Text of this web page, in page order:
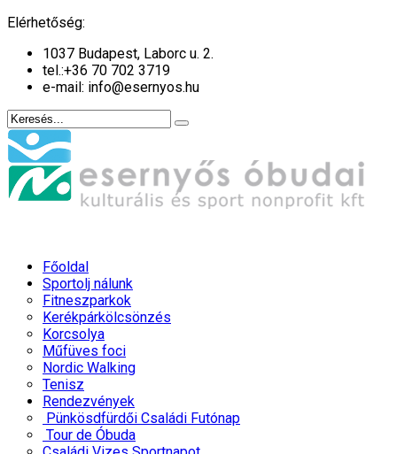
Elérhetőség:
1037 Budapest, Laborc u. 2.
tel.:+36 70 702 3719
e-mail: info@esernyos.hu
Főoldal
Sportolj nálunk
Fitneszparkok
Kerékpárkölcsönzés
Korcsolya
Műfüves foci
Nordic Walking
Tenisz
Rendezvények
Pünkösdfürdői Családi Futónap
Tour de Óbuda
év
hónap
év
hónap